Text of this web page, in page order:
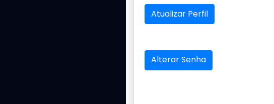
Atualizar Perfil
Alterar Senha